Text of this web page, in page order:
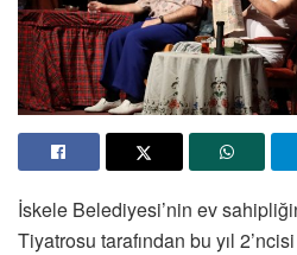
İskele Belediyesi’nin ev
Tiyatrosu tarafından bu yıl